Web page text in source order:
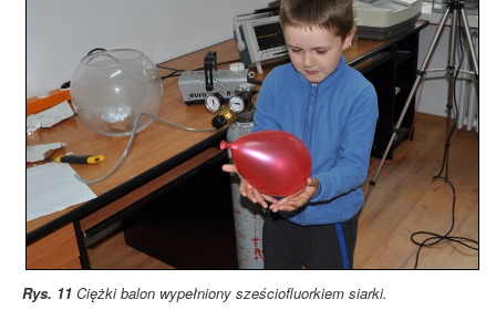
Rys. 11 Ciężki balon wypełniony sześciofluorkiem siarki.